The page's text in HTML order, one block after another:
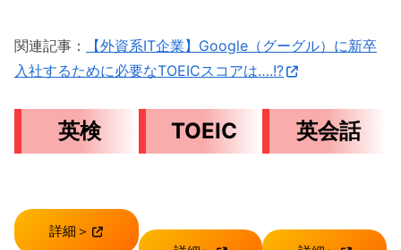
関連記事：
【外資系IT企業】Google（グーグル）に新卒
入社するために必要なTOEICスコアは….!?
英検
詳細＞
TOEIC 英会話